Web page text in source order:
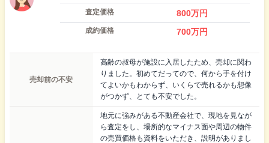
査定価格
800万円
成約価格 700万円
売却前の不安
高齢の叔母が施設に入居したため、売却に関わ
りました。初めてだってので、何から手を付け
てよいかもわからず、いくらで売れるかも想像
がつかず、とても不安でした。
地元に強みがある不動産会社で、現地を見なが
ら査定をし、場所的なマイナス面や周辺の物件
の売買価格も資料をいただき、説明がありまし